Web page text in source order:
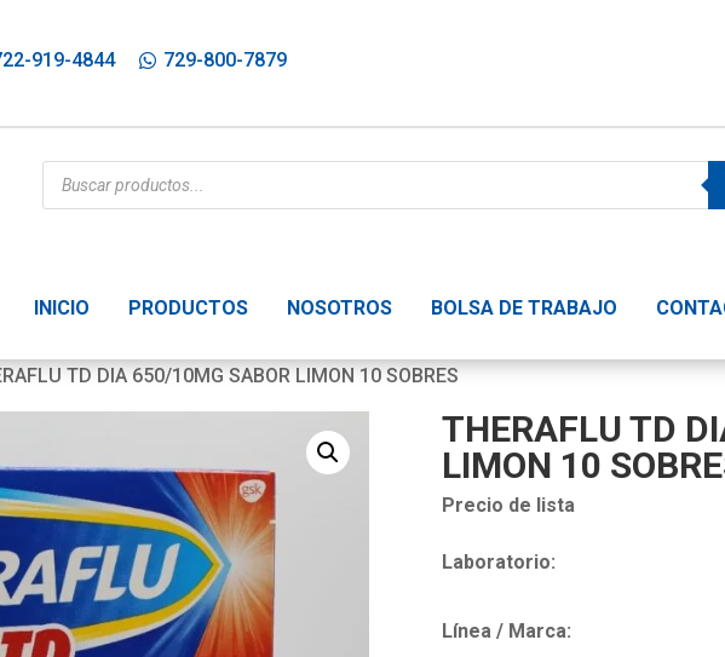
919-4844 729-800-7879
Búsqueda
de
productos
INICIO PRODUCTOS NOSOTROS BOLSA DE TRABAJO
TD DIA 650/10MG SABOR LIMON 10 SOBRES
THERAFLU TD
LIMON 10
Precio de lista
Laboratorio:
Línea / Marca: